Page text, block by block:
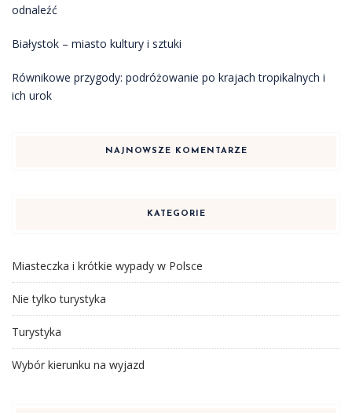
odnaleźć
Białystok – miasto kultury i sztuki
Równikowe przygody: podróżowanie po krajach tropikalnych i
ich urok
NAJNOWSZE KOMENTARZE
KATEGORIE
Miasteczka i krótkie wypady w Polsce
Nie tylko turystyka
Turystyka
Wybór kierunku na wyjazd